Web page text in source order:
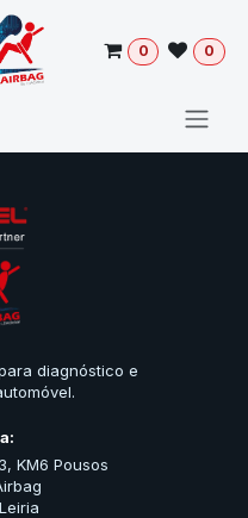
0 0
diagnóstico e
KM6 Pousos